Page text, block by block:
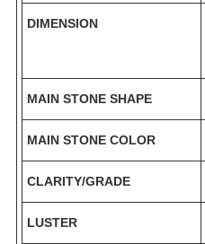
DIMENSION
MAIN STONE SHAPE
MAIN STONE COLOR
CLARITY/GRADE
LUSTER